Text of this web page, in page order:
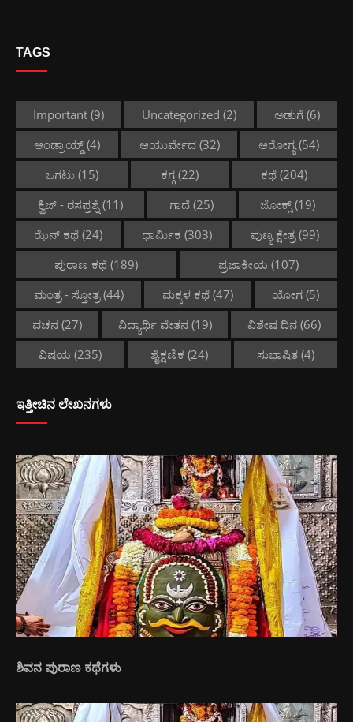
TAGS
Important (9) Uncategorized (2) ಅಡುಗೆ (6)
ಆಂಡ್ರಾಯ್ಡ್(4) ಆಯುರ್ವೇದ(32) ಆರೋಗ್ಯ(54)
ಒಗಟು(15) ಕಗ್ಗ(22) ಕಥೆ (204)
ಕ್ವಿಜ್ - ರಸಪ್ರಶ್ನೆ(11) ಗಾದೆ(25) ಜೋಕ್ಸ್(19)
ಝೆನ್ ಕಥೆ(24) ಧಾರ್ಮಿಕ (303) ಪುಣ್ಯ ಕ್ಷೇತ್ರ(99)
ಪುರಾಣ ಕಥೆ (189) ಪ್ರಜಾಕೀಯ (107)
ಮಂತ್ರ - ಸ್ತೋತ್ರ(44) ಮಕ್ಕಳ ಕಥೆ(47) ಯೋಗ (5)
ವಚನ(27) ವಿದ್ಯಾರ್ಥಿ ವೇತನ(19) ವಿಶೇಷ ದಿನ (66)
ವಿಷಯ (235) ಶೈಕ್ಷಣಿಕ (24) ಸುಭಾಷಿತ (4)
ಇತ್ತೀಚಿನ ಲೇಖನಗಳು
ಶಿವನ ಪುರಾಣ ಕಥೆಗಳು